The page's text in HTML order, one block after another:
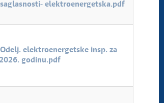
elektroenergetska.pdf
elektroenergetske insp. za
2026. godinu.pdf